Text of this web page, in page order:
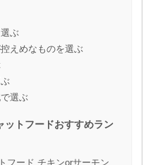
ぶ
えめなものを選ぶ
選ぶ
ットフードおすすめラン
フード チキンorサーモン